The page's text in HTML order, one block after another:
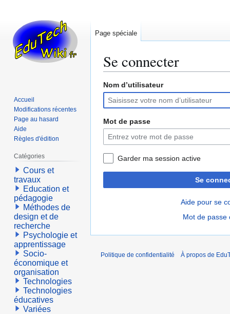
Se connecter
Aller
la
navigation
Aller
la
recherche
Nom d’utilisateur
Mot de passe
Garder ma session active
Se
Aide pour se
Mot de passe
Page spéciale
Accueil
Modifications récentes
Page au hasard
Aide
Règles d'édition
Catégories
Cours et
travaux
Education et
pédagogie
Méthodes de
design et de
recherche
Psychologie et
apprentissage
Socio-
économique et
organisation
Technologies
Technologies
éducatives
Variées
Politique de confidentialité À propos de